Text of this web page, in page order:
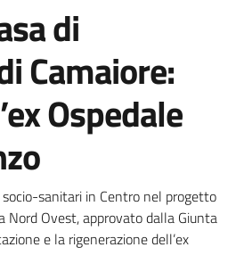
di
Camaiore:
Ospedale
notizia
sanitari in Centro nel progetto
Nord Ovest, approvato dalla Giunta
e la rigenerazione dell’ex